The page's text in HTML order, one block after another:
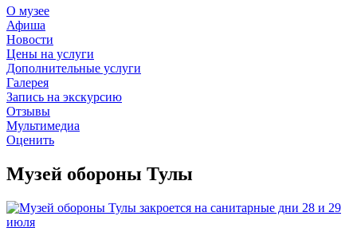
О музее
Афиша
Новости
Цены на услуги
Дополнительные услуги
Галерея
Запись на экскурсию
Отзывы
Мультимедиа
Оценить
Музей обороны Тулы